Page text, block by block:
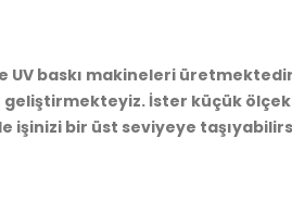
baskı makineleri
İster küçük
işinizi bir üst seviyeye